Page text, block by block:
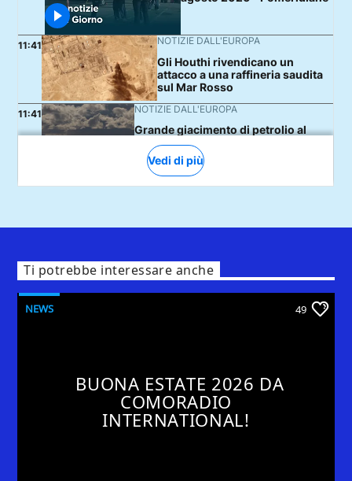
Ti potrebbe interessare anche
NEWS 49
BUONA ESTATE 2026 DA
COMORADIO
INTERNATIONAL!